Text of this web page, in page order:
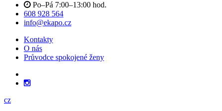
Po–Pá 7:00–13:00 hod.
608 928 564
info@ekapo.cz
Kontakty
O nás
Průvodce spokojené ženy
cz